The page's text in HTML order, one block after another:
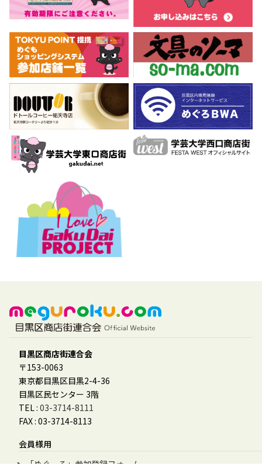
目黒区商店街連合会
〒153-0063
東京都目黒区目黒2-4-36
目黒区民センター 3階
TEL : 03-3714-8111
FAX : 03-3714-8113
会員様用
「めぐーる」参加登録フォーム